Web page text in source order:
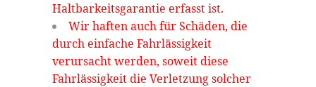
Haltbarkeitsgarantie erfasst ist.
Wir haften auch für Schäden, die
durch einfache Fahrlässigkeit
verursacht werden, soweit diese
Fahrlässigkeit die Verletzung solcher